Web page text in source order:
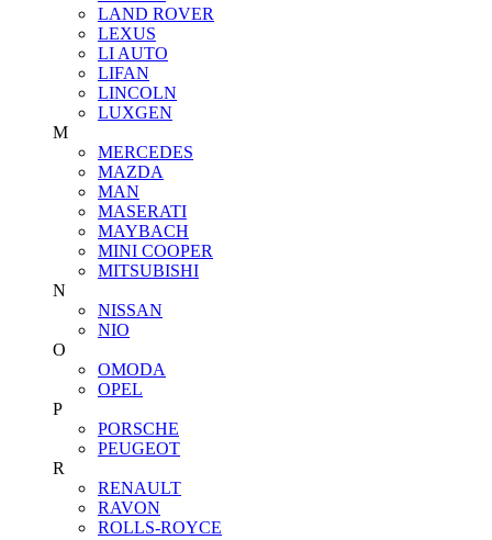
LAND ROVER
LEXUS
LI AUTO
LIFAN
LINCOLN
LUXGEN
M
MERCEDES
MAZDA
MAN
MASERATI
MAYBACH
MINI COOPER
MITSUBISHI
N
NISSAN
NIO
O
OMODA
OPEL
P
PORSCHE
PEUGEOT
R
RENAULT
RAVON
ROLLS-ROYCE